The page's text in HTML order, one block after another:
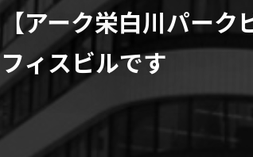
【アーク栄白川パーク
フィスビルです